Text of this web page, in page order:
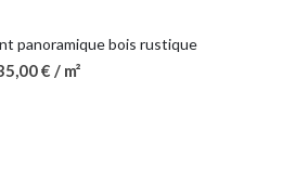
panoramique bois rustique
€ / m²